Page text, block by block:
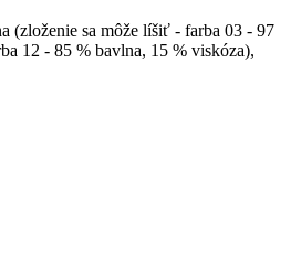
(zloženie sa môže líšiť - farba 03 - 97
12 - 85 % bavlna, 15 % viskóza),